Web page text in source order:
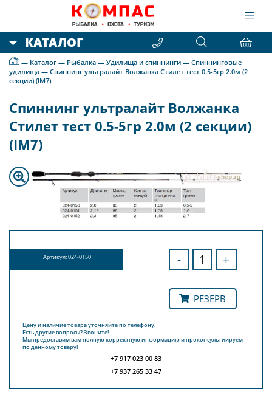
КАТАЛОГ
— Каталог — Рыбалка — Удилища и спиннинги — Спиннинговые
удилища — Спиннинг ультралайт Волжанка Стилет тест 0.5-5гр 2.0м (2
секции) (IM7)
Спиннинг ультралайт Волжанка
Стилет тест 0.5-5гр 2.0м (2 секции)
(IM7)
Артикул: 024-0150 - +
РЕЗЕРВ
Цену и наличие товара уточняйте по телефону.
Есть другие вопросы? Звоните!
Мы предоставим вам полную корректную информацию и проконсультиируем
по данному товару!
+7 917 023 00 83
+7 937 265 33 47